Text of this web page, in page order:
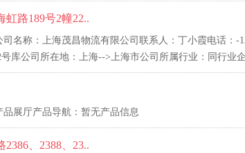
虹路189号2幢22..
名称：上海茂昌物流有限公司联系人：丁小霞电话：-
库公司所在地：上海-->上海市公司所属行业：同行业
展厅产品导航：暂无产品信息
、2388、23..